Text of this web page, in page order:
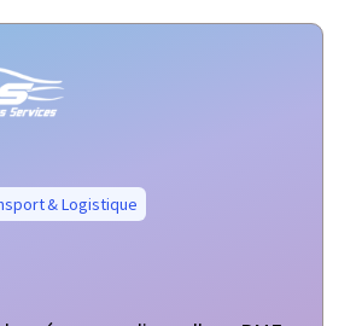
& Logistique